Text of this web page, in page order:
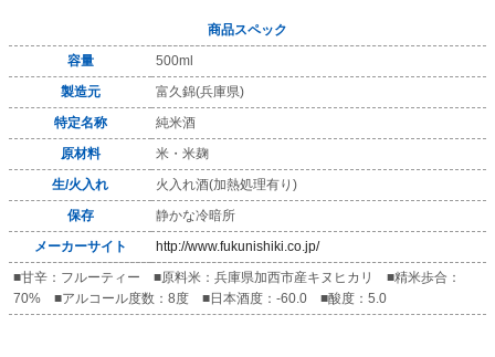
商品スペック
容量
500ml
製造元
富久錦(兵庫県)
特定名称
純米酒
原材料
米・米麹
生/火入れ
火入れ酒(加熱処理有り)
保存
静かな冷暗所
メーカーサイト
http://www.fukunishiki.co.jp/
■甘辛：フルーティー ■原料米：兵庫県加西市産キヌヒカリ ■精米歩合：
70% ■アルコール度数：8度 ■日本酒度：-60.0 ■酸度：5.0